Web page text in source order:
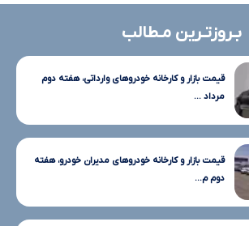
بـروزتـرین مـطالب
قیمت بازار و کارخانه خودروهای وارداتی، هفته دوم
مرداد ...
قیمت بازار و کارخانه خودروهای مدیران خودرو، هفته
دوم م...